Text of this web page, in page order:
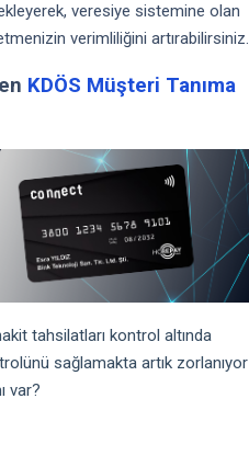
veresiye sistemine olan
verimliliğini artırabilirsiniz.
KDÖS Müşteri Tanıma
tahsilatları kontrol altında
sağlamakta artık zorlanıyor
var?